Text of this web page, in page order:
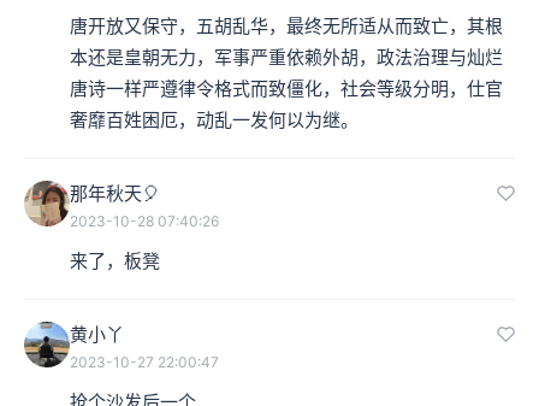
唐开放又保守，五胡乱华，最终无所适从而致亡，其根
本还是皇朝无力，军事严重依赖外胡，政法治理与灿烂
唐诗一样严遵律令格式而致僵化，社会等级分明，仕官
奢靡百姓困厄，动乱一发何以为继。
那年秋天🎈
2023-10-28 07:40:26
来了，板凳
黄小丫
2023-10-27 22:00:47
抢个沙发后一个